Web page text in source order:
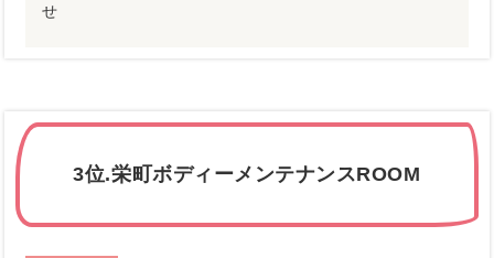
せ
3位.栄町ボディーメンテナンスROOM